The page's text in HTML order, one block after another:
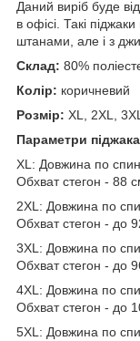
Даний виріб буде
в офісі. Такі
штанами, але і з
Склад: 80%
Колір: коричневий
Розмір: XL, 2XL,
Параметри
XL: Довжина по
Обхват стегон - 88
2XL: Довжина по
Обхват стегон - до
3XL: Довжина по
Обхват стегон - до
4XL: Довжина по
Обхват стегон - до
5XL: Довжина по